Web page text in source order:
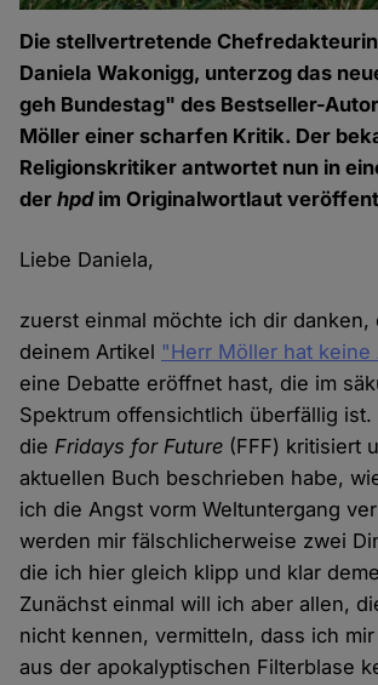
Die stellvertretende
Daniela Wakonigg, unterzog das
geh Bundestag" des Bestseller-
Möller einer scharfen Kritik. Der
Religionskritiker antwortet nun in
derhpdim Originalwortlaut
Liebe Daniela,
zuerst einmal möchte ich dir danken,
deinem Artikel "Herr Möller hat keine
eine Debatte eröffnet hast, die im
Spektrum offensichtlich überfällig ist.
dieFridays for Future (FFF) kritisiert
aktuellen Buch beschrieben habe,
ich die Angst vorm Weltuntergang
werden mir fälschlicherweise zwei
die ich hier gleich klipp und klar
Zunächst einmal will ich aber allen,
nicht kennen, vermitteln, dass ich
aus der apokalyptischen Filterblase